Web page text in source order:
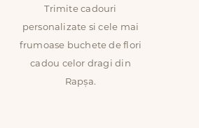
Trimite cadouri
personalizate si cele mai
frumoase buchete de flori
cadou celor dragi din
Rapșa.